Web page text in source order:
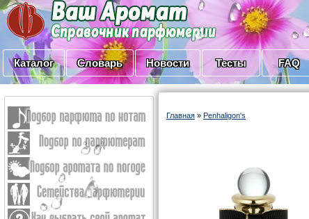
Каталог Словарь Новости Тесты FAQ
Главная » Penhaligon's